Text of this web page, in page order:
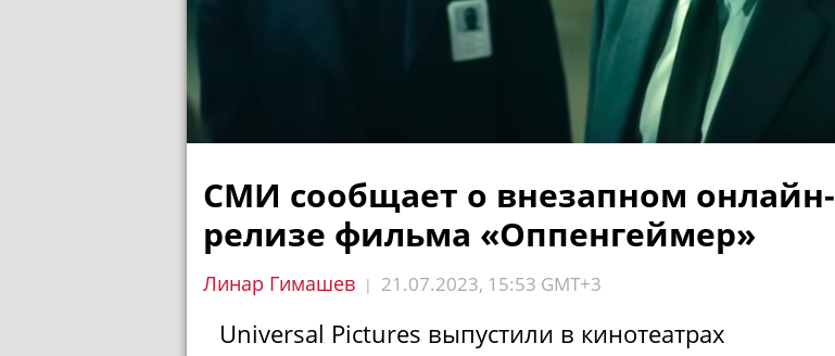
СМИ сообщает о внезапном онлайн-
релизе фильма «Оппенгеймер»
Линар Гимашев | 21.07.2023, 15:53 GMT+3
Universal Pictures выпустили в кинотеатрах